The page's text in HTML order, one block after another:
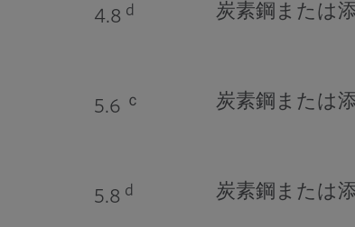
4.8 d 炭素鋼または
5.6 ｃ 炭素鋼または
5.8 d 炭素鋼または